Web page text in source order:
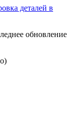
деталей в
обновление